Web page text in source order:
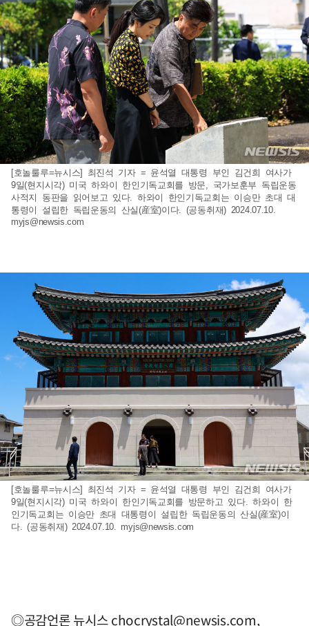
[호놀룰루=뉴시스] 최진석 기자 = 윤석열 대통령 부인 김건희 여사가
9일(현지시각) 미국 하와이 한인기독교회를 방문, 국가보훈부 독립운동
사적지 동판을 읽어보고 있다. 하와이 한인기독교회는 이승만 초대 대
통령이 설립한 독립운동의 산실(産室)이다. (공동취재) 2024.07.10.
myjs@newsis.com
[호놀룰루=뉴시스] 최진석 기자 = 윤석열 대통령 부인 김건희 여사가
9일(현지시각) 미국 하와이 한인기독교회를 방문하고 있다. 하와이 한
인기독교회는 이승만 초대 대통령이 설립한 독립운동의 산실(産室)이
다. (공동취재) 2024.07.10. myjs@newsis.com
◎공감언론 뉴시스chocrystal@newsis.com,